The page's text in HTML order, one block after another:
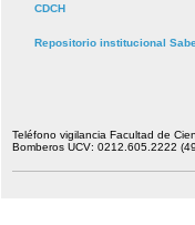
CDCH
Repositorio institucional
Teléfono vigilancia Facultad de
Bomberos UCV: 0212.605.2222